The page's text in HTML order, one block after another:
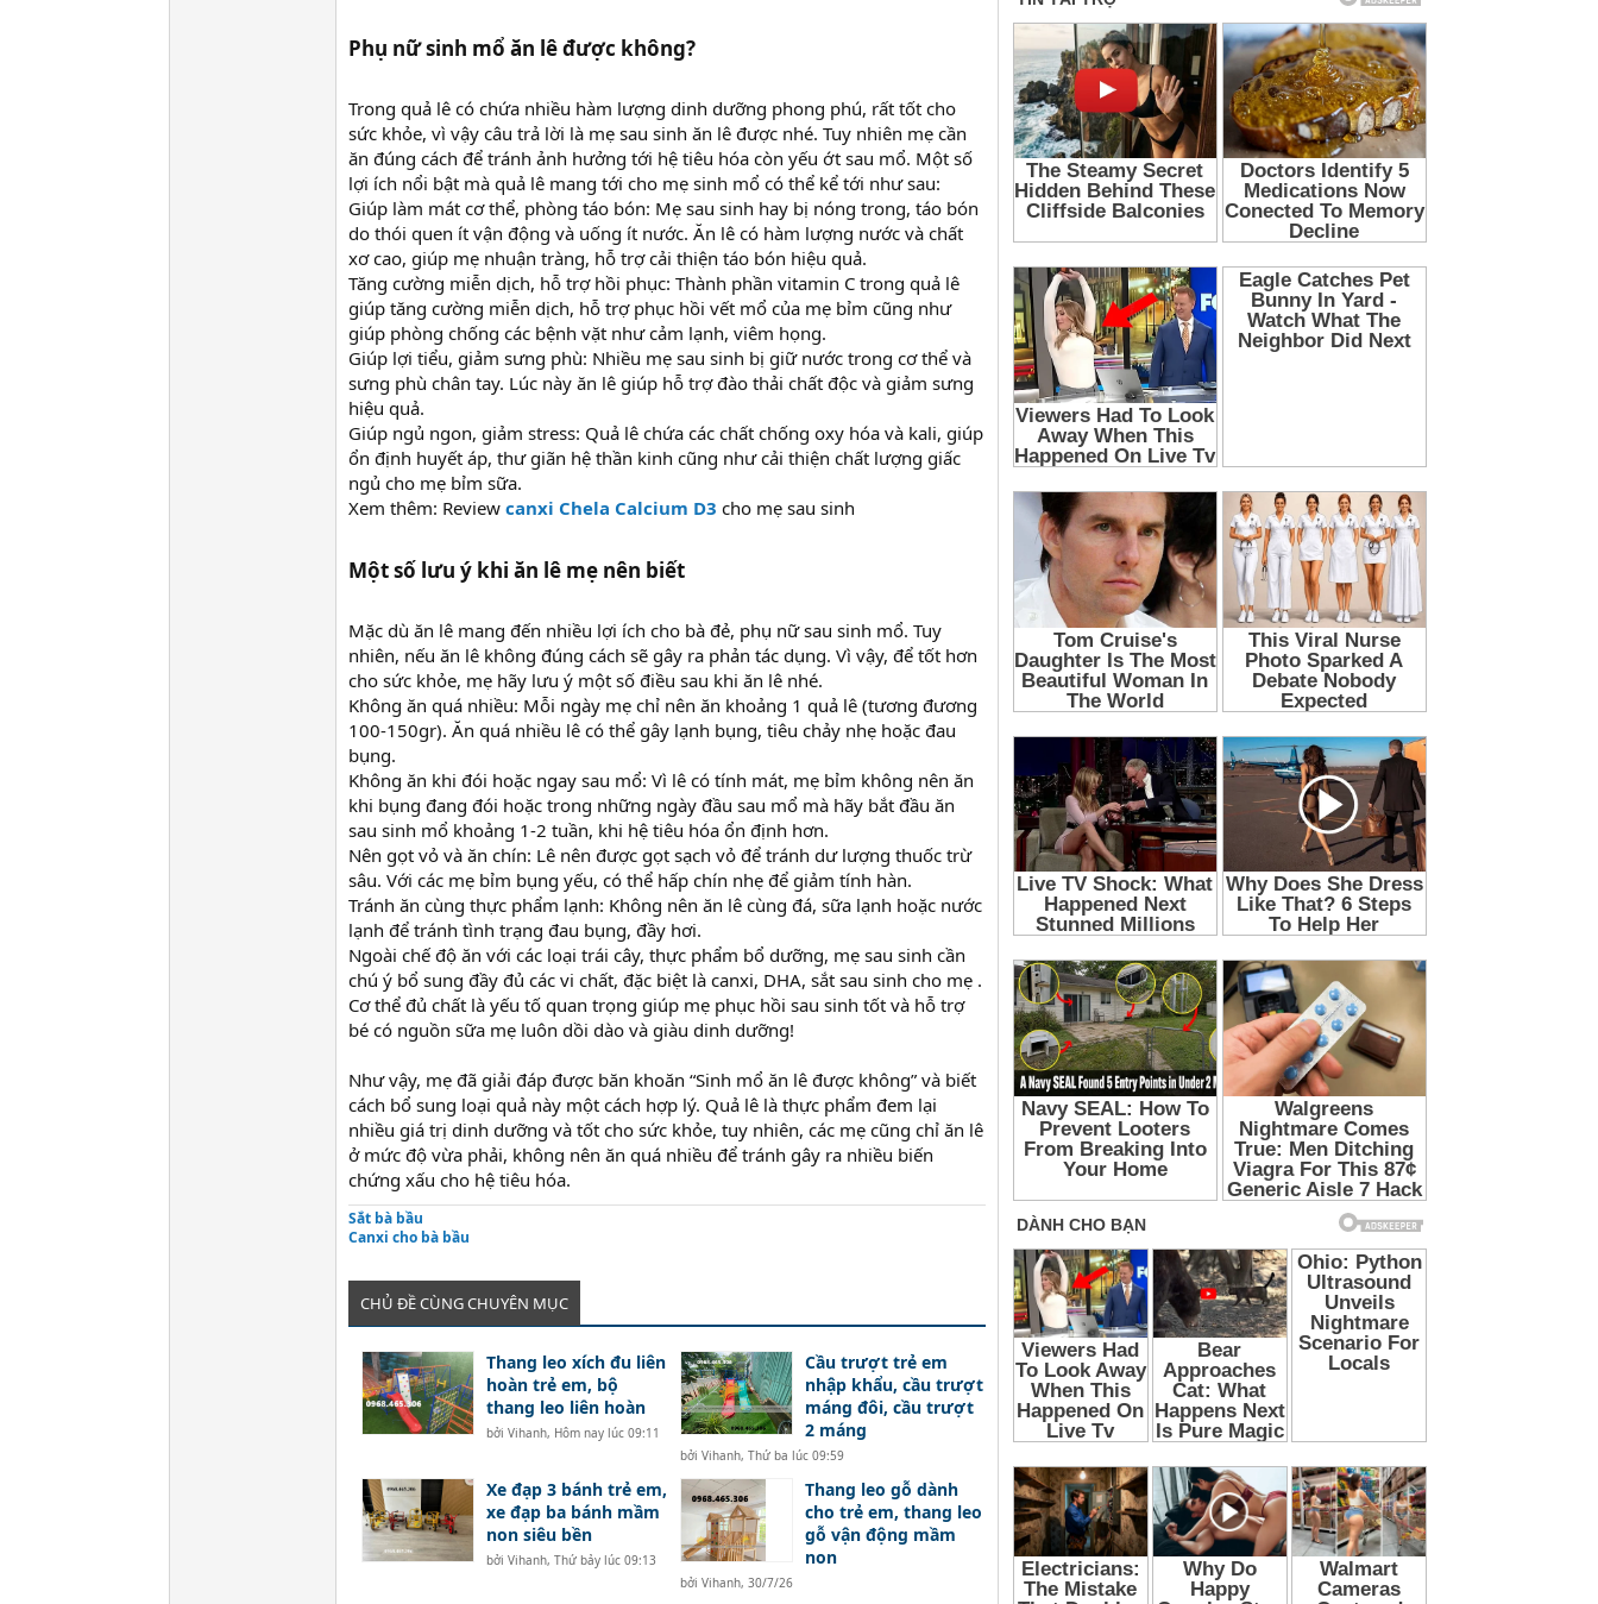
Phụ nữ sinh mổ ăn lê được không?
Trong quả lê có chứa nhiều hàm lượng dinh dưỡng phong phú, rất tốt cho
sức khỏe, vì vậy câu trả lời là mẹ sau sinh ăn lê được nhé. Tuy nhiên mẹ cần
ăn đúng cách để tránh ảnh hưởng tới hệ tiêu hóa còn yếu ớt sau mổ. Một số
lợi ích nổi bật mà quả lê mang tới cho mẹ sinh mổ có thể kể tới như sau:
Giúp làm mát cơ thể, phòng táo bón: Mẹ sau sinh hay bị nóng trong, táo bón
do thói quen ít vận động và uống ít nước. Ăn lê có hàm lượng nước và chất
xơ cao, giúp mẹ nhuận tràng, hỗ trợ cải thiện táo bón hiệu quả.
Tăng cường miễn dịch, hỗ trợ hồi phục: Thành phần vitamin C trong quả lê
giúp tăng cường miễn dịch, hỗ trợ phục hồi vết mổ của mẹ bỉm cũng như
giúp phòng chống các bệnh vặt như cảm lạnh, viêm họng.
Giúp lợi tiểu, giảm sưng phù: Nhiều mẹ sau sinh bị giữ nước trong cơ thể và
sưng phù chân tay. Lúc này ăn lê giúp hỗ trợ đào thải chất độc và giảm sưng
hiệu quả.
Giúp ngủ ngon, giảm stress: Quả lê chứa các chất chống oxy hóa và kali, giúp
ổn định huyết áp, thư giãn hệ thần kinh cũng như cải thiện chất lượng giấc
ngủ cho mẹ bỉm sữa.
Xem thêm: Review canxi Chela Calcium D3 cho mẹ sau sinh
Một số lưu ý khi ăn lê mẹ nên biết
Mặc dù ăn lê mang đến nhiều lợi ích cho bà đẻ, phụ nữ sau sinh mổ. Tuy
nhiên, nếu ăn lê không đúng cách sẽ gây ra phản tác dụng. Vì vậy, để tốt hơn
cho sức khỏe, mẹ hãy lưu ý một số điều sau khi ăn lê nhé.
Không ăn quá nhiều: Mỗi ngày mẹ chỉ nên ăn khoảng 1 quả lê (tương đương
100-150gr). Ăn quá nhiều lê có thể gây lạnh bụng, tiêu chảy nhẹ hoặc đau
bụng.
Không ăn khi đói hoặc ngay sau mổ: Vì lê có tính mát, mẹ bỉm không nên ăn
khi bụng đang đói hoặc trong những ngày đầu sau mổ mà hãy bắt đầu ăn
sau sinh mổ khoảng 1-2 tuần, khi hệ tiêu hóa ổn định hơn.
Nên gọt vỏ và ăn chín: Lê nên được gọt sạch vỏ để tránh dư lượng thuốc trừ
sâu. Với các mẹ bỉm bụng yếu, có thể hấp chín nhẹ để giảm tính hàn.
Tránh ăn cùng thực phẩm lạnh: Không nên ăn lê cùng đá, sữa lạnh hoặc nước
lạnh để tránh tình trạng đau bụng, đầy hơi.
Ngoài chế độ ăn với các loại trái cây, thực phẩm bổ dưỡng, mẹ sau sinh cần
chú ý bổ sung đầy đủ các vi chất, đặc biệt là canxi, DHA, sắt sau sinh cho mẹ .
Cơ thể đủ chất là yếu tố quan trọng giúp mẹ phục hồi sau sinh tốt và hỗ trợ
bé có nguồn sữa mẹ luôn dồi dào và giàu dinh dưỡng!
Như vậy, mẹ đã giải đáp được băn khoăn “Sinh mổ ăn lê được không” và biết
cách bổ sung loại quả này một cách hợp lý. Quả lê là thực phẩm đem lại
nhiều giá trị dinh dưỡng và tốt cho sức khỏe, tuy nhiên, các mẹ cũng chỉ ăn lê
ở mức độ vừa phải, không nên ăn quá nhiều để tránh gây ra nhiều biến
chứng xấu cho hệ tiêu hóa.
Sắt bà bầu
Canxi cho bà bầu
CHỦ ĐỀ CÙNG CHUYÊN MỤC
Thang leo xích đu liên
hoàn trẻ em, bộ
thang leo liên hoàn
bởi Vihanh, Hôm nay lúc 09:11
Cầu trượt trẻ em
nhập khẩu, cầu trượt
máng đôi, cầu trượt
2 máng
bởi Vihanh, Thứ ba lúc 09:59
Xe đạp 3 bánh trẻ em,
xe đạp ba bánh mầm
non siêu bền
bởi Vihanh, Thứ bảy lúc 09:13
Thang leo gỗ dành
cho trẻ em, thang leo
gỗ vận động mầm
non
bởi Vihanh, 30/7/26